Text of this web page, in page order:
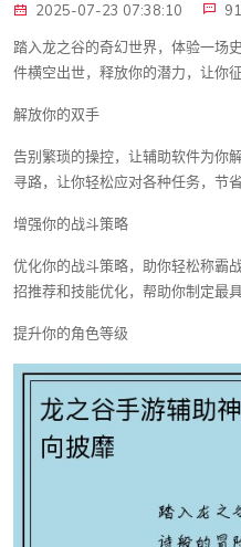
2025-07-23 07:38:10
踏入龙之谷的奇幻世界，体验一场
件横空出世，释放你的潜力，让你
解放你的双手
告别繁琐的操控，让辅助软件为你
寻路，让你轻松应对各种任务，节
增强你的战斗策略
优化你的战斗策略，助你轻松称霸
招推荐和技能优化，帮助你制定最
提升你的角色等级